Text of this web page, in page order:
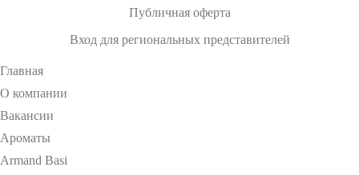
Публичная оферта
Вход для региональных представителей
Главная
О компании
Вакансии
Ароматы
Armand Basi